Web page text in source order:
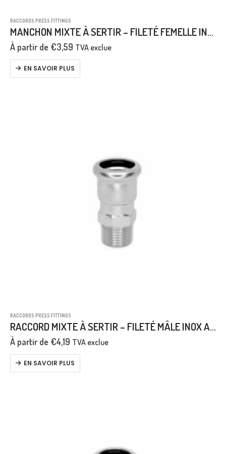
RACCORDS PRESS FITTINGS
MANCHON MIXTE À SERTIR – FILETÉ FEMELLE INOX AISI 316L
À partir de €3,59 TVA exclue
EN SAVOIR PLUS
RACCORDS PRESS FITTINGS
RACCORD MIXTE À SERTIR – FILETÉ MÂLE INOX AISI 316L
À partir de €4,19 TVA exclue
EN SAVOIR PLUS